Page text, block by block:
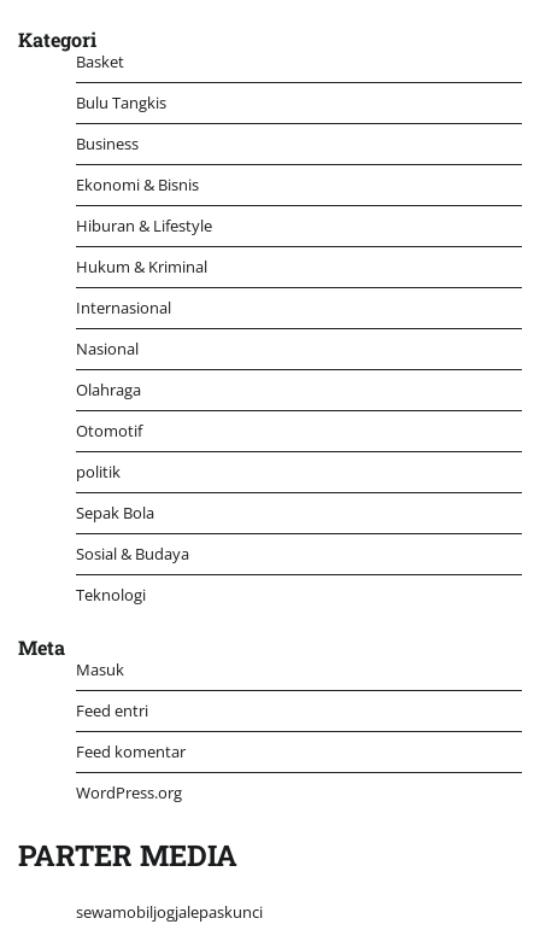
Kategori
Basket
Bulu Tangkis
Business
Ekonomi & Bisnis
Hiburan & Lifestyle
Hukum & Kriminal
Internasional
Nasional
Olahraga
Otomotif
politik
Sepak Bola
Sosial & Budaya
Teknologi
Meta
Masuk
Feed entri
Feed komentar
WordPress.org
PARTER MEDIA
sewamobiljogjalepaskunci